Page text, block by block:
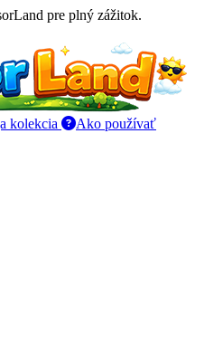
pre plný zážitok.
kolekcia
Ako používať